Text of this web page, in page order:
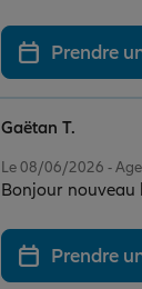
Prendre
Le 08/06/2026 -
Bonjour nouveau
Gaëtan T.
Prendre